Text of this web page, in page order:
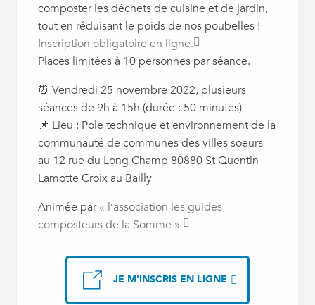
composter les déchets de cuisine et de jardin,
tout en réduisant le poids de nos poubelles !
Inscription obligatoire en ligne.
Places limitées à 10 personnes par séance.
⏰ Vendredi 25 novembre 2022, plusieurs
séances de 9h à 15h (durée : 50 minutes)
📌 Lieu : Pole technique et environnement de la
communauté de communes des villes soeurs
au 12 rue du Long Champ 80880 St Quentin
Lamotte Croix au Bailly
Animée par« l’association les guides
composteurs de la Somme »
JE M'INSCRIS EN LIGNE